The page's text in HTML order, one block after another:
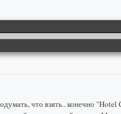
что взять.. конечно